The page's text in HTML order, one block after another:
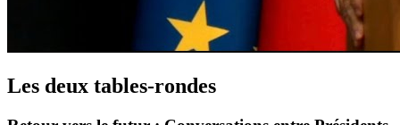
Les deux tables-rondes